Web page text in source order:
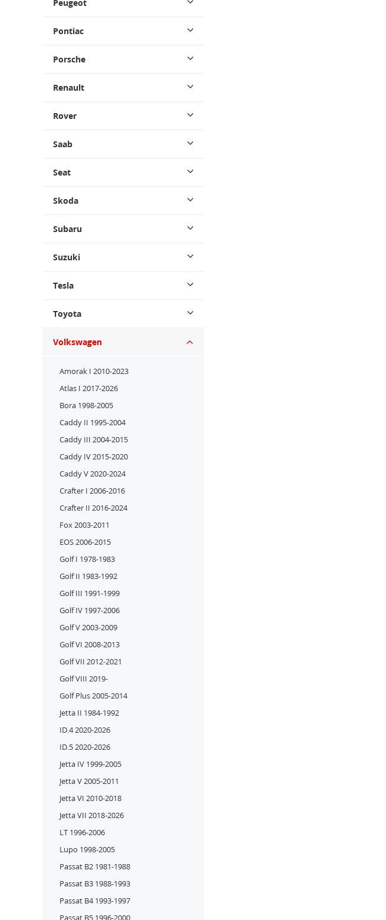
Peugeot
Pontiac
Porsche
Renault
Rover
Saab
Seat
Skoda
Subaru
Suzuki
Tesla
Toyota
Volkswagen
Amorak I 2010-2023
Atlas I 2017-2026
Bora 1998-2005
Caddy II 1995-2004
Caddy III 2004-2015
Caddy IV 2015-2020
Caddy V 2020-2024
Crafter I 2006-2016
Crafter II 2016-2024
Fox 2003-2011
EOS 2006-2015
Golf I 1978-1983
Golf II 1983-1992
Golf III 1991-1999
Golf IV 1997-2006
Golf V 2003-2009
Golf VI 2008-2013
Golf VII 2012-2021
Golf VIII 2019-
Golf Plus 2005-2014
Jetta II 1984-1992
ID.4 2020-2026
ID.5 2020-2026
Jetta IV 1999-2005
Jetta V 2005-2011
Jetta VI 2010-2018
Jetta VII 2018-2026
LT 1996-2006
Lupo 1998-2005
Passat B2 1981-1988
Passat B3 1988-1993
Passat B4 1993-1997
Passat B5 1996-2000